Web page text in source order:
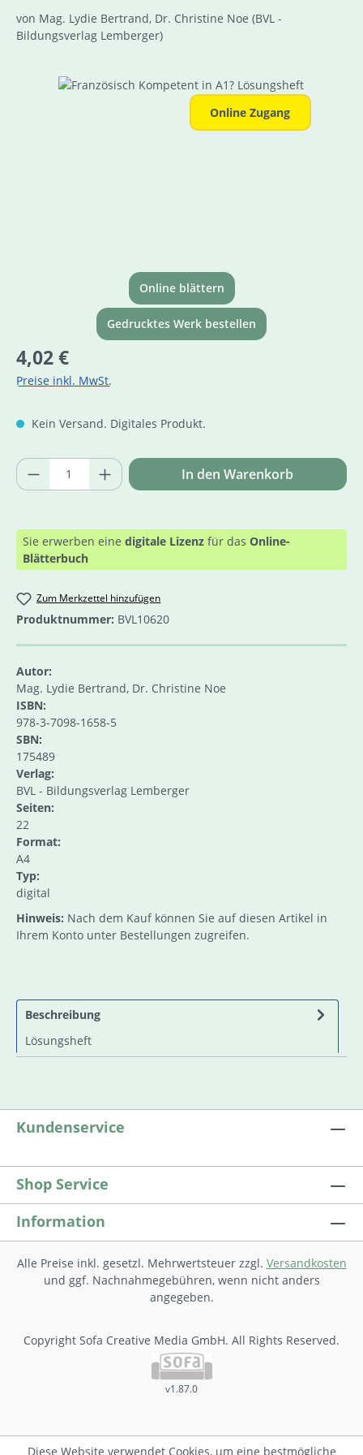
von Mag. Lydie Bertrand, Dr. Christine Noe (BVL -
Bildungsverlag Lemberger)
Bildergalerie überspringen
Online Zugang
Online blättern
Gedrucktes Werk bestellen
Regulärer Preis:
4,02 €
Preise inkl. MwSt.
Kein Versand. Digitales Produkt.
Produkt Anzahl: Gib den gewünschten
In den Warenkorb
Sie erwerben eine digitale Lizenz für das Online-
Blätterbuch
Zum Merkzettel hinzufügen
Produktnummer: BVL10620
Autor:
Mag. Lydie Bertrand, Dr. Christine Noe
ISBN:
978-3-7098-1658-5
SBN:
175489
Verlag:
BVL - Bildungsverlag Lemberger
Seiten:
22
Format:
A4
Typ:
digital
Hinweis: Nach dem Kauf können Sie auf diesen Artikel in
Ihrem Konto unter Bestellungen zugreifen.
Beschreibung
Lösungsheft
Kundenservice
Shop Service
Information
Alle Preise inkl. gesetzl. Mehrwertsteuer zzgl. Versandkosten
und ggf. Nachnahmegebühren, wenn nicht anders
angegeben.
Copyright Sofa Creative Media GmbH. All Rights Reserved.
v1.87.0
Diese Website verwendet Cookies, um eine bestmögliche